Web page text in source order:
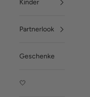
Kinder
Partnerlook
Geschenke
🤍